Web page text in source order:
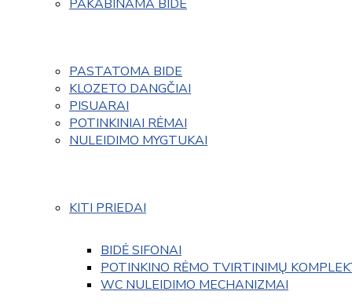
PAKABINAMA BIDE
PASTATOMA BIDE
KLOZETO DANGČIAI
PISUARAI
POTINKINIAI RĖMAI
NULEIDIMO MYGTUKAI
KITI PRIEDAI
BIDĖ SIFONAI
POTINKINO RĖMO TVIRTINIMŲ
WC NULEIDIMO MECHANIZMAI